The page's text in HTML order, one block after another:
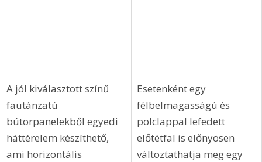
A jól kiválasztott színű
fautánzatú
bútorpanelekből egyedi
háttérelem készíthető,
ami horizontális
Esetenként egy
félbelmagasságú és
polclappal lefedett
előtétfal is előnyösen
változtathatja meg egy